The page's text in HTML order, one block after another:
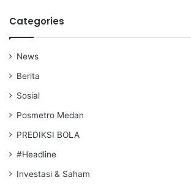
Categories
News
Berita
Sosial
Posmetro Medan
PREDIKSI BOLA
#Headline
Investasi & Saham